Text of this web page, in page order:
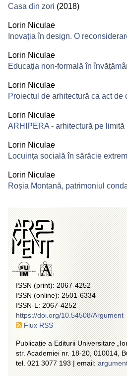
Casa din zori (2018)
Lorin Niculae
Inovația în design. O
Lorin Niculae
Educația non-formală în
Lorin Niculae
Proiectul de arhitectură ca act de
Lorin Niculae
ARHIPERA - arhitectură pe limită
Lorin Niculae
Locuința socială în sărăcie
Lorin Niculae
Roșia Montană, patrimoniul
ISSN (print): 2067-4252
ISSN (online): 2501-6334
ISSN-L: 2067-4252
https://doi.org/10.54508/Argument
Flux RSS
Publicație a Editurii Universitare
str. Academiei nr. 18-20, 010014,
tel. 021 3077 193 | email: